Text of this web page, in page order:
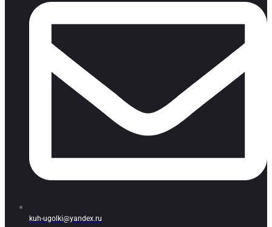
kuh-ugolki@yandex.ru